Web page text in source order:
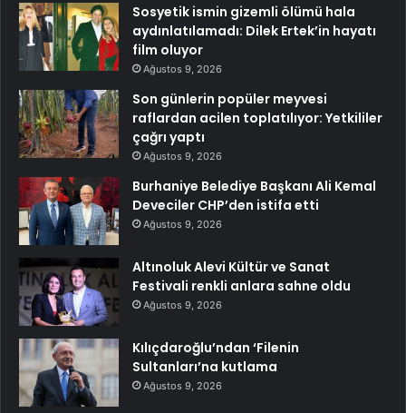
Sosyetik ismin gizemli ölümü hala
aydınlatılamadı: Dilek Ertek’in hayatı
film oluyor
Ağustos 9, 2026
Son günlerin popüler meyvesi
raflardan acilen toplatılıyor: Yetkililer
çağrı yaptı
Ağustos 9, 2026
Burhaniye Belediye Başkanı Ali Kemal
Deveciler CHP’den istifa etti
Ağustos 9, 2026
Altınoluk Alevi Kültür ve Sanat
Festivali renkli anlara sahne oldu
Ağustos 9, 2026
Kılıçdaroğlu’ndan ‘Filenin
Sultanları’na kutlama
Ağustos 9, 2026